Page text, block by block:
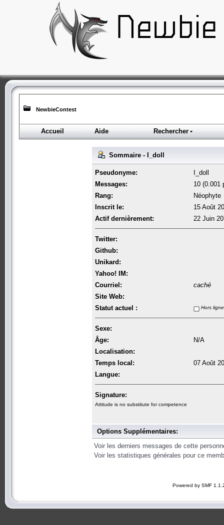
NewbieContest
Accueil Aide Rechercher
Sommaire - I_doll
Pseudonyme:
I_doll
Messages:
10 (0.001
Rang:
Néophyte
Inscrit le:
15 Août
Actif dernièrement:
22 Juin
Twitter:
Github:
Unikard:
Yahoo! IM:
Courriel:
caché
Site Web:
Statut actuel :
Hors ligne
Sexe:
Âge:
N/A
Localisation:
Temps local:
07 Août
Langue:
Signature:
Attitude is no substitute for competence
Options Supplémentaires:
Voir les derniers messages de cette
Voir les statistiques générales pour ce
Powered by SMF